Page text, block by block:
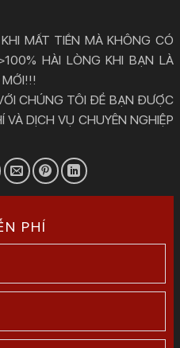
MẤT TIỀN MÀ KHÔNG CÓ
HÀI LÒNG KHI BẠN LÀ
MỚI!!!
CHÚNG TÔI ĐỂ BẠN ĐƯỢC
DỊCH VỤ CHUYÊN NGHIỆP
PHÍ